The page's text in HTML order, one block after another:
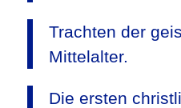
Trachten der
Mittelalter.
Die ersten